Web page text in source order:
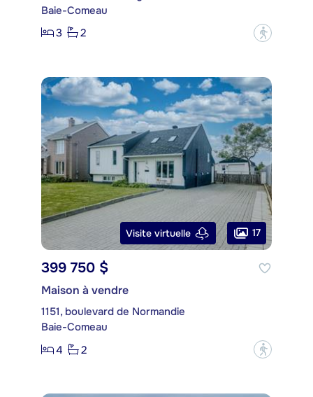
Baie-Comeau
3
2 ?
Visite virtuelle 17
399 750 $
Maison à vendre
1151, boulevard de Normandie
Baie-Comeau
4
2 ?